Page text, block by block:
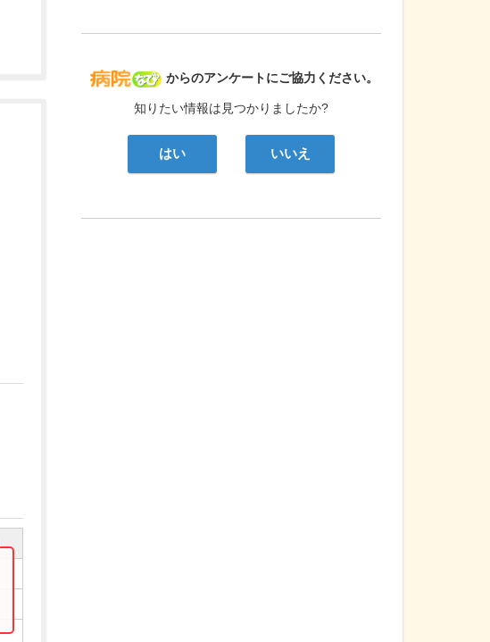
病院なび
からのアンケートにご協力ください。
知りたい情報は見つかりましたか?
はい いいえ